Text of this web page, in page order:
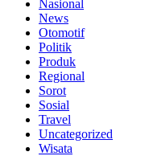
Nasional
News
Otomotif
Politik
Produk
Regional
Sorot
Sosial
Travel
Uncategorized
Wisata